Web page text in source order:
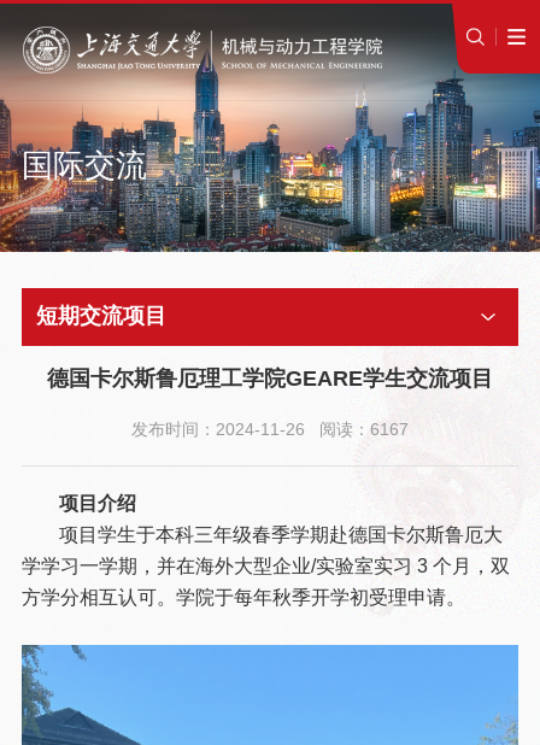
国际交流
短期交流项目
德国卡尔斯鲁厄理工学院GEARE学生交流项目
发布时间：2024-11-26 阅读：6167
项目介绍
项目学生于本科三年级春季学期赴德国卡尔斯鲁厄大
学学习一学期，并在海外大型企业/实验室实习 3 个月，双
方学分相互认可。学院于每年秋季开学初受理申请。